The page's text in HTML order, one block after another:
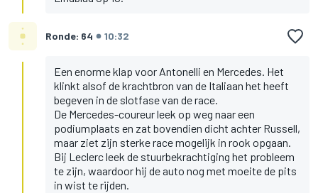
Ronde: 64 10:32
Een enorme klap voor Antonelli en Mercedes. Het
klinkt alsof de krachtbron van de Italiaan het heeft
begeven in de slotfase van de race.
De Mercedes-coureur leek op weg naar een
podiumplaats en zat bovendien dicht achter Russell,
maar ziet zijn sterke race mogelijk in rook opgaan.
Bij Leclerc leek de stuurbekrachtiging het probleem
te zijn, waardoor hij de auto nog met moeite de pits
in wist te rijden.